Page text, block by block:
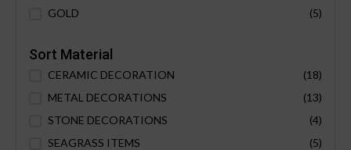
GOLD
(5)
Sort Material
CERAMIC DECORATION
(18)
METAL DECORATIONS
(13)
STONE DECORATIONS
(4)
SEAGRASS ITEMS
(5)